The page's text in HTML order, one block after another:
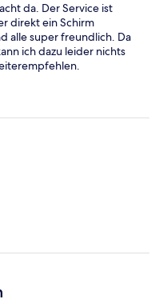
da. Der Service ist
direkt ein Schirm
alle super freundlich. Da
ich dazu leider nichts